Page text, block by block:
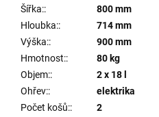
Šířka::
800 mm
Hloubka::
714 mm
Výška::
900 mm
Hmotnost::
80 kg
Objem::
2 x 18 l
Ohřev::
elektrika
Počet košů::
2